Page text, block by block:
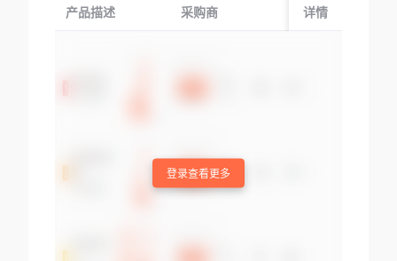
产品描述 采购商 起运国/地区
详情
登录查看更多